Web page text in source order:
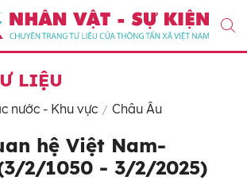
LIỆU
nước - Khu vực Châu Âu
hệ Việt Nam-
2/1050 - 3/2/2025)